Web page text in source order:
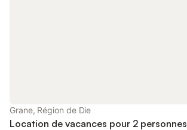
Grane, Région de Die
Location de vacances pour 2 personnes